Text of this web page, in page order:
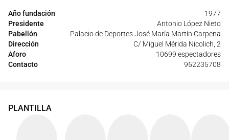
Año fundación
1977
Presidente
Antonio López Nieto
Pabellón
Palacio de Deportes José María Martín Carpena
Dirección
C/ Miguel Mérida Nicolich, 2
Aforo
10699 espectadores
Contacto
952235708
PLANTILLA